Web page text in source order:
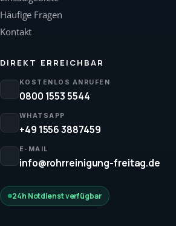
Häufige Fragen
Kontakt
DIREKT ERREICHBAR
KOSTENLOS ANRUFEN
0800 1553 5544
WHATSAPP
+49 1556 3887459
E-MAIL
info@rohrreinigung-freitag.de
24h Notdienst verfügbar